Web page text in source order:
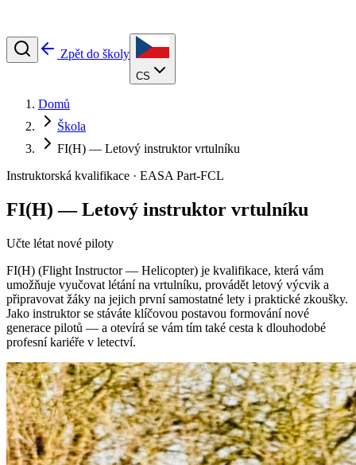
Zpět do školy
CS
Domů
Škola
FI(H) — Letový instruktor vrtulníku
Instruktorská kvalifikace · EASA Part-FCL
FI(H) — Letový instruktor vrtulníku
Učte létat nové piloty
FI(H) (Flight Instructor — Helicopter) je kvalifikace, která vám
umožňuje vyučovat létání na vrtulníku, provádět letový výcvik a
připravovat žáky na jejich první samostatné lety i praktické zkoušky.
Jako instruktor se stáváte klíčovou postavou formování nové
generace pilotů — a otevírá se vám tím také cesta k dlouhodobé
profesní kariéře v letectví.